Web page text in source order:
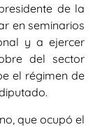
de la
en seminarios
y a ejercer
del sector
el régimen de
que ocupó el